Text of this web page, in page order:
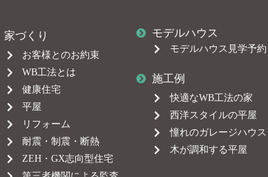
家づくり
お客様とのお約束
WB工法とは
健康住宅
平屋
リフォーム
耐震・制震・断熱
ZEH・GX志向型住宅
モデルハウス
モデルハウス見学予約
施工例
快適なWB工法の家
西洋スタイルの平屋
憧れのガレージハウス
木が調和する平屋